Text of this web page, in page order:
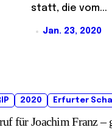
statt, die vom...
Jan. 23, 2020
2020 Erfurter
für Joachim Franz –